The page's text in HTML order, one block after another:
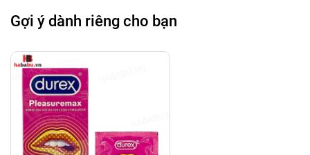
- Kiểm tra bên ngoài vỏ bao cao su, đảm bảo còn độ
phồng không bị thủng, xẹp và còn hạn sử dụng.
- Cẩn thận dồn bao cao su về 1 góc và xé góc còn lại
theo dấu răng trên cạnh vỏ bao.
- Bóp không khí ra khỏi đầu bao, đặt vào đầu dương
Gợi ý dành riêng cho bạn